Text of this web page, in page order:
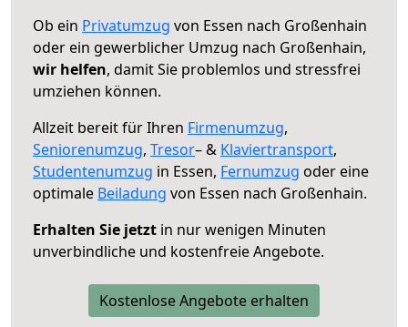
Ob ein Privatumzug von Essen nach Großenhain
oder ein gewerblicher Umzug nach Großenhain,
wir helfen, damit Sie problemlos und stressfrei
umziehen können.
Allzeit bereit für Ihren Firmenumzug,
Seniorenumzug, Tresor– & Klaviertransport,
Studentenumzug in Essen, Fernumzug oder eine
optimale Beiladung von Essen nach Großenhain.
Erhalten Sie jetzt in nur wenigen Minuten
unverbindliche und kostenfreie Angebote.
Kostenlose Angebote erhalten